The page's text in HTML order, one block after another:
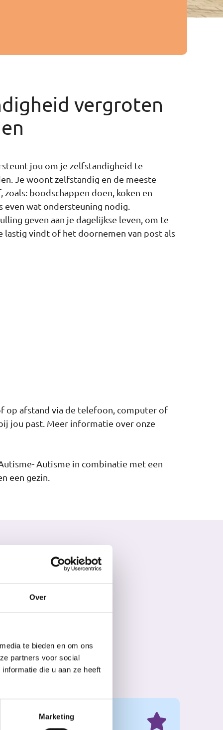
Over
te bieden en om ons
partners voor social
die u aan ze heeft
Marketing
vergroten
jou om je zelfstandigheid te
Je woont zelfstandig en de meeste
zoals: boodschappen doen, koken en
even wat ondersteuning nodig.
geven aan je dagelijkse leven, om te
lastig vindt of het doornemen van post als
op afstand via de telefoon, computer of
jou past. Meer informatie over onze
Autisme in combinatie met een
een gezin.